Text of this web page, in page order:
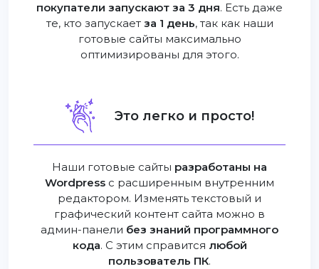
покупатели запускают за 3 дня. Есть даже
те, кто запускает за 1 день, так как наши
готовые сайты максимально
оптимизированы для этого.
Это легко и просто!
Наши готовые сайты разработаны на
Wordpress с расширенным внутренним
редактором. Изменять текстовый и
графический контент сайта можно в
админ-панели без знаний программного
кода. С этим справится любой
пользователь ПК.